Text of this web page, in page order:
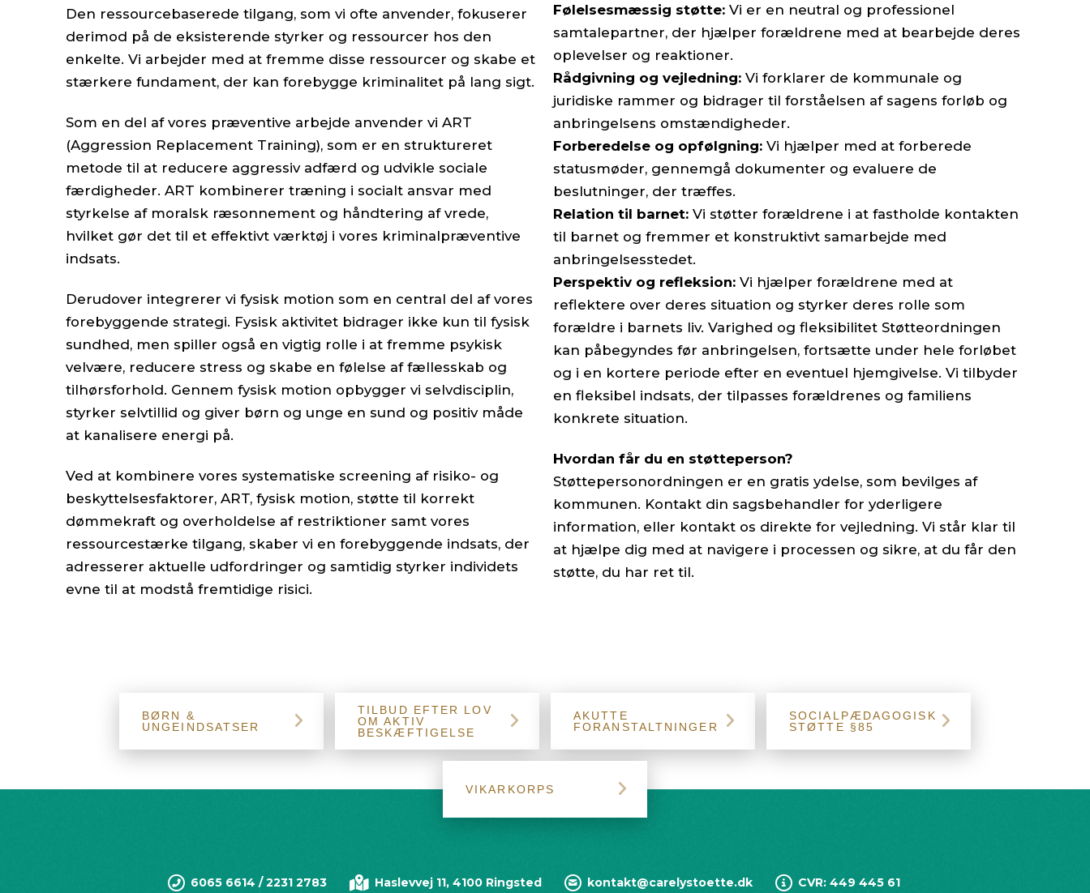
Den ressourcebaserede tilgang, som vi ofte anvender, fokuserer
derimod på de eksisterende styrker og ressourcer hos den
enkelte. Vi arbejder med at fremme disse ressourcer og skabe et
stærkere fundament, der kan forebygge kriminalitet på lang sigt.
Som en del af vores præventive arbejde anvender vi ART
(Aggression Replacement Training), som er en struktureret
metode til at reducere aggressiv adfærd og udvikle sociale
færdigheder. ART kombinerer træning i socialt ansvar med
styrkelse af moralsk ræsonnement og håndtering af vrede,
hvilket gør det til et effektivt værktøj i vores kriminalpræventive
indsats.
Derudover integrerer vi fysisk motion som en central del af vores
forebyggende strategi. Fysisk aktivitet bidrager ikke kun til fysisk
sundhed, men spiller også en vigtig rolle i at fremme psykisk
velvære, reducere stress og skabe en følelse af fællesskab og
tilhørsforhold. Gennem fysisk motion opbygger vi selvdisciplin,
styrker selvtillid og giver børn og unge en sund og positiv måde
at kanalisere energi på.
Ved at kombinere vores systematiske screening af risiko- og
beskyttelsesfaktorer, ART, fysisk motion, støtte til korrekt
dømmekraft og overholdelse af restriktioner samt vores
ressourcestærke tilgang, skaber vi en forebyggende indsats, der
adresserer aktuelle udfordringer og samtidig styrker individets
evne til at modstå fremtidige risici.
Følelsesmæssig støtte: Vi er en neutral og professionel
samtalepartner, der hjælper forældrene med at bearbejde deres
oplevelser og reaktioner.
Rådgivning og vejledning: Vi forklarer de kommunale og
juridiske rammer og bidrager til forståelsen af sagens forløb og
anbringelsens omstændigheder.
Forberedelse og opfølgning: Vi hjælper med at forberede
statusmøder, gennemgå dokumenter og evaluere de
beslutninger, der træffes.
Relation til barnet: Vi støtter forældrene i at fastholde kontakten
til barnet og fremmer et konstruktivt samarbejde med
anbringelsesstedet.
Perspektiv og refleksion: Vi hjælper forældrene med at
reflektere over deres situation og styrker deres rolle som
forældre i barnets liv. Varighed og fleksibilitet Støtteordningen
kan påbegyndes før anbringelsen, fortsætte under hele forløbet
og i en kortere periode efter en eventuel hjemgivelse. Vi tilbyder
en fleksibel indsats, der tilpasses forældrenes og familiens
konkrete situation.
Hvordan får du en støtteperson?
Støttepersonordningen er en gratis ydelse, som bevilges af
kommunen. Kontakt din sagsbehandler for yderligere
information, eller kontakt os direkte for vejledning. Vi står klar til
at hjælpe dig med at navigere i processen og sikre, at du får den
støtte, du har ret til.
BØRN &
UNGEINDSATSER
TILBUD EFTER LOV
OM AKTIV
BESKÆFTIGELSE
AKUTTE
FORANSTALTNINGER
SOCIALPÆDAGOGISK
STØTTE §85
VIKARKORPS
6065 6614 / 2231 2783 Haslevvej 11, 4100 Ringsted kontakt@carelystoette.dk CVR: 449 445 61